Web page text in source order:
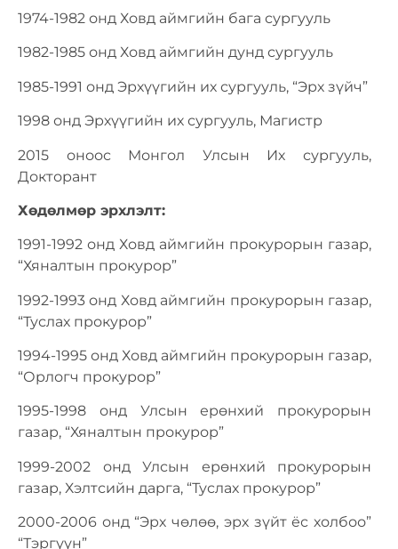
1974-1982 онд Ховд аймгийн бага сургууль
1982-1985 онд Ховд аймгийн дунд сургууль
1985-1991 онд Эрхүүгийн их сургууль, “Эрх зүйч”
1998 онд Эрхүүгийн их сургууль, Магистр
2015 оноос Монгол Улсын Их сургууль,
Докторант
Хөдөлмөр эрхлэлт:
1991-1992 онд Ховд аймгийн прокурорын газар,
“Хяналтын прокурор”
1992-1993 онд Ховд аймгийн прокурорын газар,
“Туслах прокурор”
1994-1995 онд Ховд аймгийн прокурорын газар,
“Орлогч прокурор”
1995-1998 онд Улсын ерөнхий прокурорын
газар, “Хяналтын прокурор”
1999-2002 онд Улсын ерөнхий прокурорын
газар, Хэлтсийн дарга, “Туслах прокурор”
2000-2006 онд “Эрх чөлөө, эрх зүйт ёс холбоо”
“Тэргүүн”